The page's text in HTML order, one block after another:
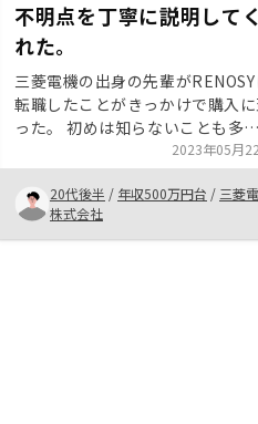
不明点を丁寧に説明してく
れた。
三菱電機の出身の先輩が
転職したことがきっかけで購入
った。 初めは知らないことも多く
購入に迷ったところもあったが
らの知人であったことから信頼
購入できた。 老後の対策を何も
ていない人にはお勧めできる。
2023年05月
20代後半 / 年収500万円台 / 三菱
株式会社